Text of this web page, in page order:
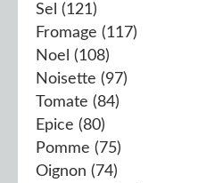
Sel (121)
Fromage (117)
Noel (108)
Noisette (97)
Tomate (84)
Epice (80)
Pomme (75)
Oignon (74)